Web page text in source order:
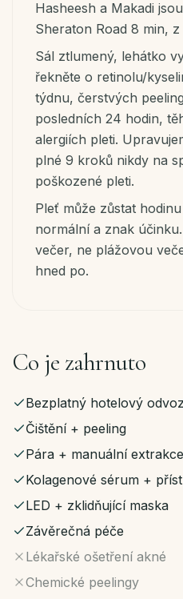
Hasheesh a Makadi
Sheraton Road 8 min, z
Sál ztlumený, lehátko
řekněte o retinolu/
týdnu, čerstvých
posledních 24 hodin,
alergiích pleti.
plné 9 kroků nikdy na
poškozené pleti.
Pleť může zůstat
normální a znak
večer, ne plážovou
hned po.
Co je zahrnuto
Bezplatný hotelový
Čištění + peeling
Pára + manuální extrakce
Kolagenové sérum +
LED + zklidňující maska
Závěrečná péče
Lékařské ošetření akné
Chemické peelingy